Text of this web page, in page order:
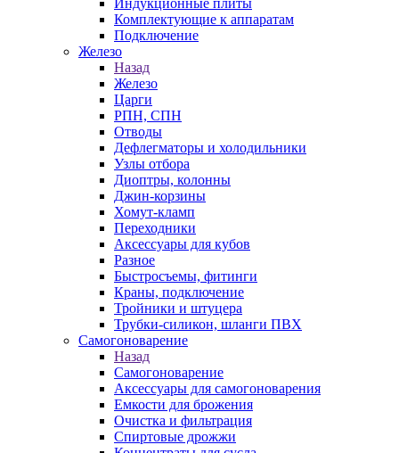
Индукционные плиты
Комплектующие к аппаратам
Подключение
Железо
Назад
Железо
Царги
РПН, СПН
Отводы
Дефлегматоры и холодильники
Узлы отбора
Диоптры, колонны
Джин-корзины
Хомут-кламп
Переходники
Аксессуары для кубов
Разное
Быстросъемы, фитинги
Краны, подключение
Тройники и штуцера
Трубки-силикон, шланги ПВХ
Самогоноварение
Назад
Самогоноварение
Аксессуары для самогоноварения
Емкости для брожения
Очистка и фильтрация
Спиртовые дрожжи